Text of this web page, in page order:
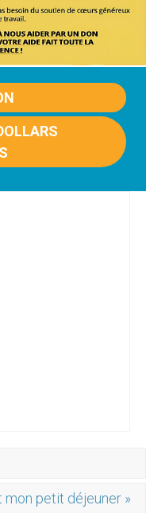
mon petit déjeuner »